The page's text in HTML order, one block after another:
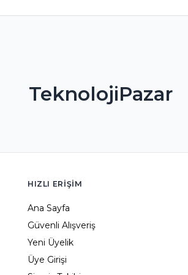
TeknolojiPazar
HIZLI ERIŞIM
Ana Sayfa
Güvenli Alışveriş
Yeni Üyelik
Üye Girişi